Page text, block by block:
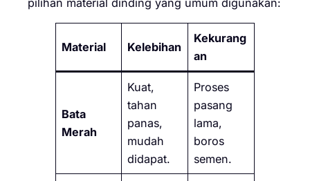
Material Kelebihan
Kekurang
an
Bata
Merah
Kuat,
tahan
panas,
mudah
didapat.
Proses
pasang
lama,
boros
semen.